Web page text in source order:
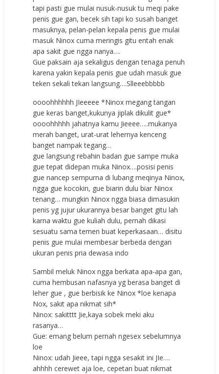
tapi pasti gue mulai nusuk-nusuk tu meqi pake
penis gue gan, becek sih tapi ko susah banget
masuknya, pelan-pelan kepala penis gue mulai
masuk Ninox cuma meringis gitu entah enak
apa sakit gue ngga nanya….
Gue paksain aja sekaligus dengan tenaga penuh
karena yakin kepala penis gue udah masuk gue
teken sekali tekan langsung….Slleeebbbbb
oooohhhhhh JIeeeee *Ninox megang tangan
gue keras banget,kukunya jiplak dikulit gue*
oooohhhhh jahatnya kamu Jieeee…..mukanya
merah banget, urat-urat lehernya kenceng
banget nampak tegang…
gue langsung rebahin badan gue sampe muka
gue tepat didepan muka Ninox….posisi penis
gue nancep sempurna di lubang meqinya Ninox,
ngga gue kocokin, gue biarin dulu biar Ninox
tenang… mungkin Ninox ngga biasa dimasukin
penis yg jujur ukurannya besar banget gitu lah
karna waktu gue kuliah dulu, pernah dikasi
sesuatu sama temen buat keperkasaan… disitu
penis gue mulai membesar berbeda dengan
ukuran penis pria dewasa indo
Sambil meluk Ninox ngga berkata apa-apa gan,
cuma hembusan nafasnya yg berasa banget di
leher gue , gue berbisik ke Ninox *loe kenapa
Nox, sakit apa nikmat sih*
Ninox: sakitttt Jie,kaya sobek meki aku
rasanya…
Gue: emang belum pernah ngesex sebelumnya
loe
Ninox: udah Jieee, tapi ngga sesakit ini JIe….
ahhhh cerewet aja loe, cepetan buat nikmat